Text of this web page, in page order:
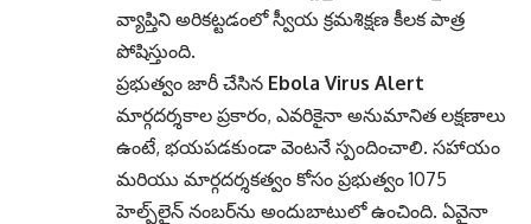
వ్యాప్తిని అరికట్టడంలో స్వీయ క్రమశిక్షణ కీలక పాత్ర
పోషిస్తుంది.
ప్రభుత్వం జారీ చేసిన Ebola Virus Alert
మార్గదర్శకాల ప్రకారం, ఎవరికైనా అనుమానిత లక్షణాలు
ఉంటే, భయపడకుండా వెంటనే స్పందించాలి. సహాయం
మరియు మార్గదర్శకత్వం కోసం ప్రభుత్వం 1075
హెల్ప్‌లైన్ నంబర్‌ను అందుబాటులో ఉంచింది. ఏవైనా